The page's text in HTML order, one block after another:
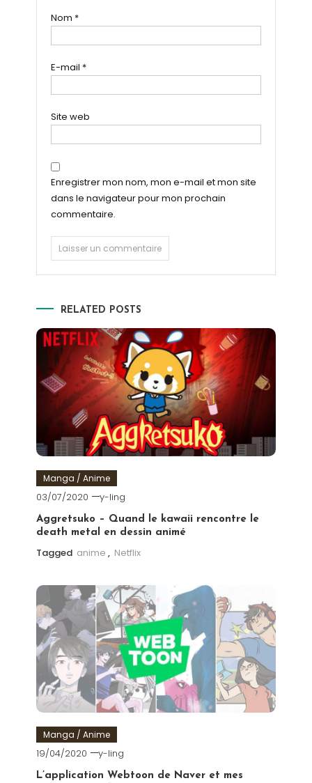
Nom *
E-mail *
Site web
Enregistrer mon nom, mon e-mail et mon site
dans le navigateur pour mon prochain
commentaire.
RELATED POSTS
Manga / Anime
03/07/2020 y-ling
Aggretsuko – Quand le kawaii rencontre le
death metal en dessin animé
Tagged anime , Netflix
Manga / Anime
19/04/2020 y-ling
L’application Webtoon de Naver et mes